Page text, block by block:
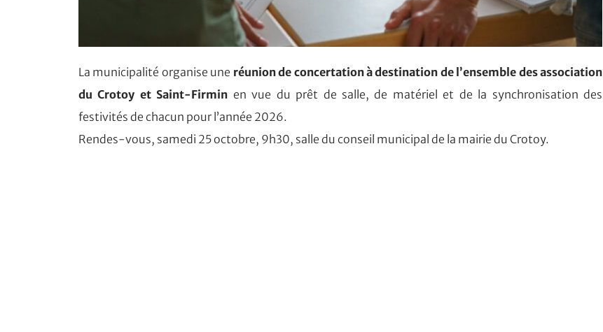
La municipalité organise une réunion de concertation à destination de l’ensemble des association
du Crotoy et Saint-Firmin en vue du prêt de salle, de matériel et de la synchronisation des
festivités de chacun pour l’année 2026.
Rendes-vous, samedi 25 octobre, 9h30, salle du conseil municipal de la mairie du Crotoy.